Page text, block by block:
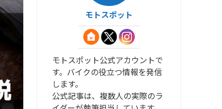
モトスポット
モトスポット公式アカウントで
す。バイクの役立つ情報を発信
します。
公式記事は、複数人の実際のラ